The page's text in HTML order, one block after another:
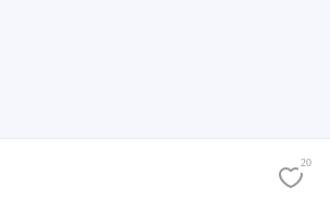
20